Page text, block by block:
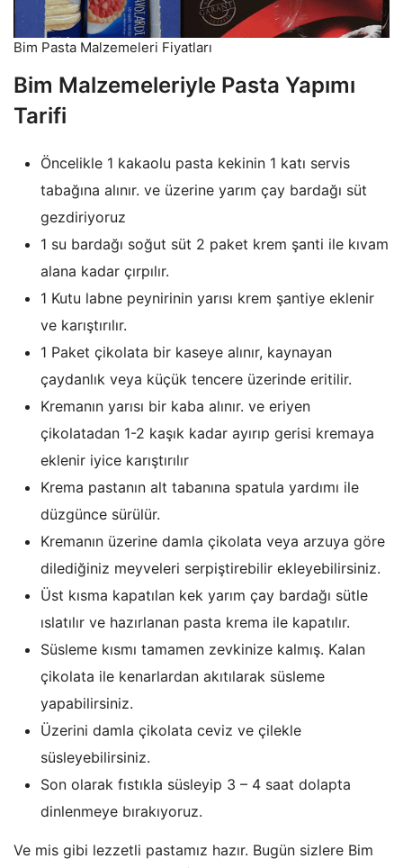
Bim Pasta Malzemeleri Fiyatları
Bim Malzemeleriyle Pasta Yapımı
Tarifi
Öncelikle 1 kakaolu pasta kekinin 1 katı servis
tabağına alınır. ve üzerine yarım çay bardağı süt
gezdiriyoruz
1 su bardağı soğut süt 2 paket krem şanti ile kıvam
alana kadar çırpılır.
1 Kutu labne peynirinin yarısı krem şantiye eklenir
ve karıştırılır.
1 Paket çikolata bir kaseye alınır, kaynayan
çaydanlık veya küçük tencere üzerinde eritilir.
Kremanın yarısı bir kaba alınır. ve eriyen
çikolatadan 1-2 kaşık kadar ayırıp gerisi kremaya
eklenir iyice karıştırılır
Krema pastanın alt tabanına spatula yardımı ile
düzgünce sürülür.
Kremanın üzerine damla çikolata veya arzuya göre
dilediğiniz meyveleri serpiştirebilir ekleyebilirsiniz.
Üst kısma kapatılan kek yarım çay bardağı sütle
ıslatılır ve hazırlanan pasta krema ile kapatılır.
Süsleme kısmı tamamen zevkinize kalmış. Kalan
çikolata ile kenarlardan akıtılarak süsleme
yapabilirsiniz.
Üzerini damla çikolata ceviz ve çilekle
süsleyebilirsiniz.
Son olarak fıstıkla süsleyip 3 – 4 saat dolapta
dinlenmeye bırakıyoruz.
Ve mis gibi lezzetli pastamız hazır. Bugün sizlere Bim